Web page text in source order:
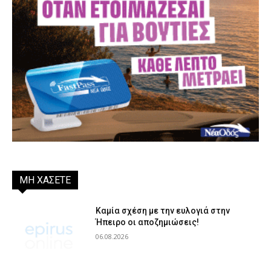
ΜΗ ΧΑΣΕΤΕ
Καμία σχέση με την ευλογιά στην
Ήπειρο οι αποζημιώσεις!
06.08.2026